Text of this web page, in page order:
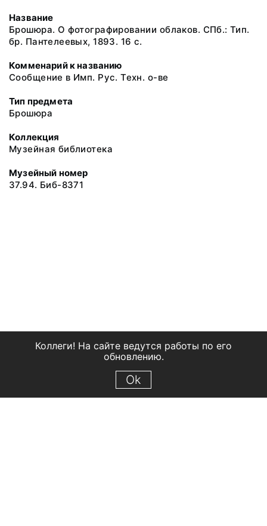
Название
Брошюра. О фотографировании облаков. СПб.: Тип.
бр. Пантелеевых, 1893. 16 с.
Комменарий к названию
Сообщение в Имп. Рус. Техн. о-ве
Тип предмета
Брошюра
Коллекция
Музейная библиотека
Музейный номер
37.94. Биб-8371
Коллеги! На сайте ведутся работы по его
обновлению.
Ok